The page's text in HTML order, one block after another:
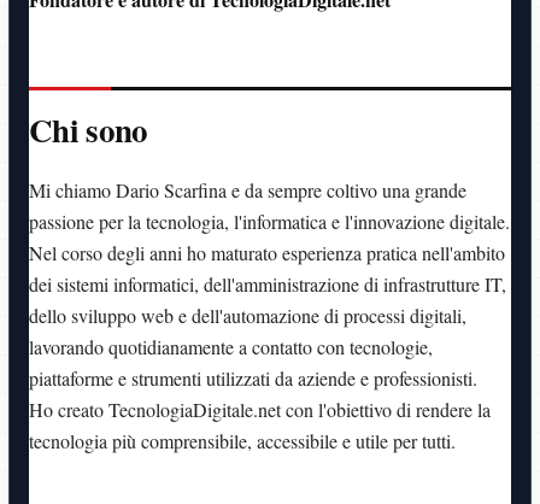
Chi sono
Mi chiamo Dario Scarfina e da sempre coltivo una grande
passione per la tecnologia, l'informatica e l'innovazione digitale.
Nel corso degli anni ho maturato esperienza pratica nell'ambito
dei sistemi informatici, dell'amministrazione di infrastrutture IT,
dello sviluppo web e dell'automazione di processi digitali,
lavorando quotidianamente a contatto con tecnologie,
piattaforme e strumenti utilizzati da aziende e professionisti.
Ho creato TecnologiaDigitale.net con l'obiettivo di rendere la
tecnologia più comprensibile, accessibile e utile per tutti.